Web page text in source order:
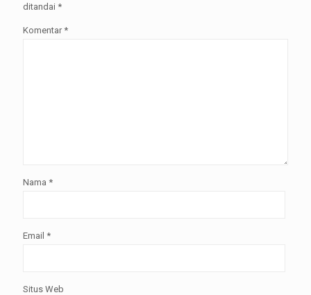
ditandai *
Komentar *
Nama *
Email *
Situs Web